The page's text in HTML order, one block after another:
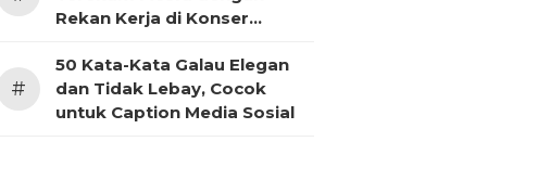
Rekan Kerja di Konser
#
50 Kata-Kata Galau Elegan
dan Tidak Lebay, Cocok
untuk Caption Media Sosial